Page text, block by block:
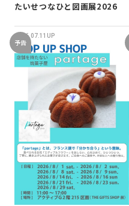
たいせつなひと図画展2026
2026.07.11UP
予告